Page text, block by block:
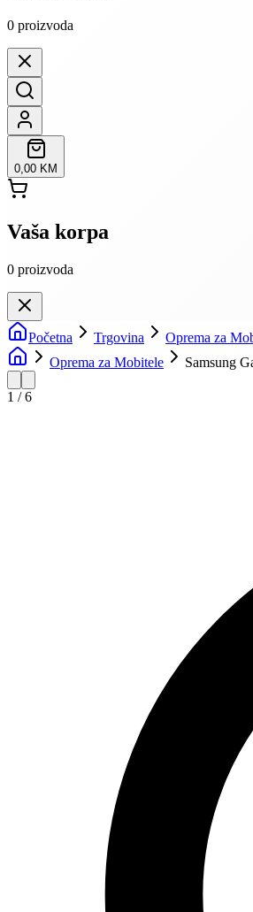
0 proizvoda
0,00 KM
Vaša korpa
0 proizvoda
Početna Trgovina Oprema za
Oprema za Mobitele
Samsung
1 /6